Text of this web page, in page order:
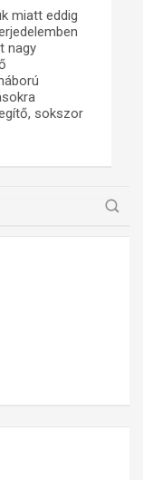
alatt)
miatt eddig
nagy
sokszor